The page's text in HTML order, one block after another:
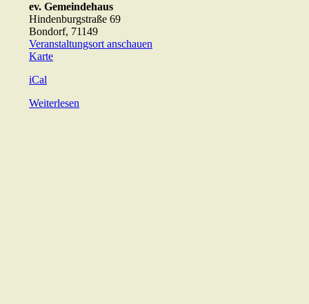
ev. Gemeindehaus
Hindenburgstraße 69
Bondorf, 71149
Veranstaltungsort anschauen
Karteev.
iCal
Weiterlesen